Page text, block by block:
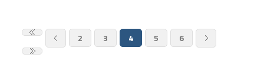
2 3 4 5 6